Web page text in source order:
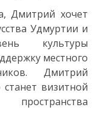
Дмитрий хочет
Удмуртии и
культуры
местного
Дмитрий
визитной